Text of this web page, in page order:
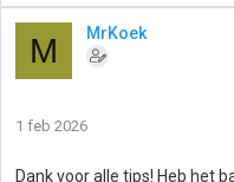
M MrKoek
1 feb 2026
Dank voor alle tips! Heb het